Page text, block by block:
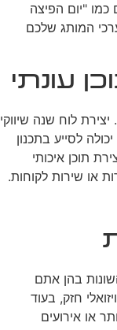
כמו "יום הפיצה
המותג שלכם
עונתי
לוח שנה שיווקי
לסייע בתכנון
תוכן איכותי
או שירות לקוחות.
בהן אתם
חזק, בעוד
או אירועים